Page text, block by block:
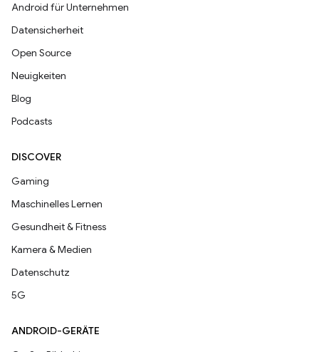
Android für Unternehmen
Datensicherheit
Open Source
Neuigkeiten
Blog
Podcasts
DISCOVER
Gaming
Maschinelles Lernen
Gesundheit & Fitness
Kamera & Medien
Datenschutz
5G
ANDROID-GERÄTE